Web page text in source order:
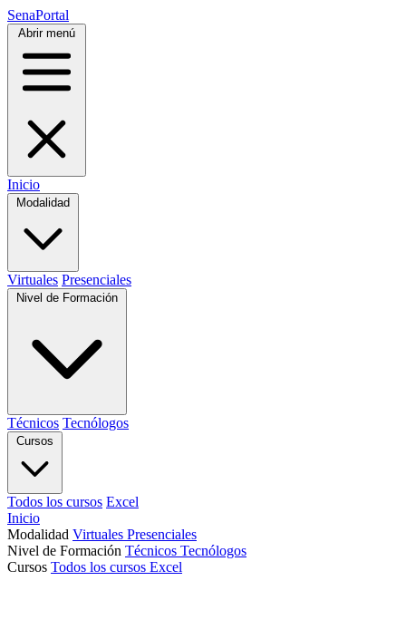
SenaPortal
Abrir menú
Inicio
Virtuales Presenciales
Técnicos Tecnólogos
Todos los cursos Excel
Inicio
Modalidad Virtuales Presenciales
Nivel de Formación Técnicos Tecnólogos
Cursos Todos los cursos Excel